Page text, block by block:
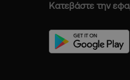
Κατεβάστε την